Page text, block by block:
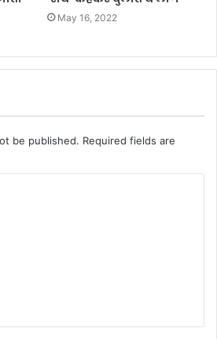
May 16, 2022
be published. Required fields are